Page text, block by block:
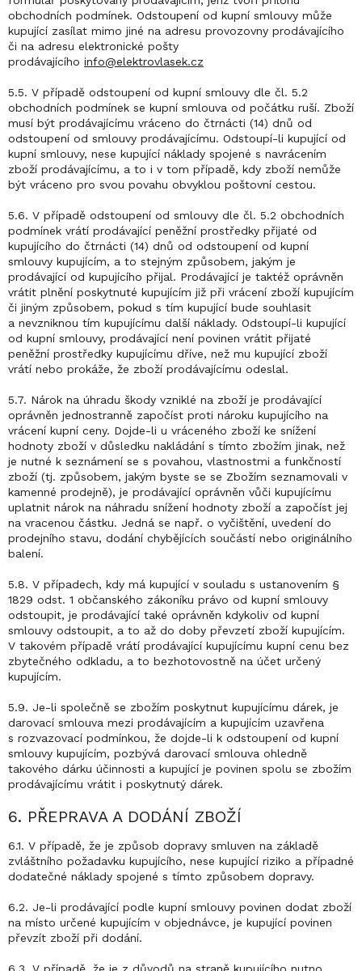
obchodních podmínek. Odstoupení od kupní smlouvy může
kupující zasílat mimo jiné na adresu provozovny prodávajícího
či na adresu elektronické pošty
prodávajícího info@elektrovlasek.cz
5.5. V případě odstoupení od kupní smlouvy dle čl. 5.2
obchodních podmínek se kupní smlouva od počátku ruší. Zboží
musí být prodávajícímu vráceno do čtrnácti (14) dnů od
odstoupení od smlouvy prodávajícímu. Odstoupí-li kupující od
kupní smlouvy, nese kupující náklady spojené s navrácením
zboží prodávajícímu, a to i v tom případě, kdy zboží nemůže
být vráceno pro svou povahu obvyklou poštovní cestou.
5.6. V případě odstoupení od smlouvy dle čl. 5.2 obchodních
podmínek vrátí prodávající peněžní prostředky přijaté od
kupujícího do čtrnácti (14) dnů od odstoupení od kupní
smlouvy kupujícím, a to stejným způsobem, jakým je
prodávající od kupujícího přijal. Prodávající je taktéž oprávněn
vrátit plnění poskytnuté kupujícím již při vrácení zboží kupujícím
či jiným způsobem, pokud s tím kupující bude souhlasit
a nevzniknou tím kupujícímu další náklady. Odstoupí-li kupující
od kupní smlouvy, prodávající není povinen vrátit přijaté
peněžní prostředky kupujícímu dříve, než mu kupující zboží
vrátí nebo prokáže, že zboží prodávajícímu odeslal.
5.7. Nárok na úhradu škody vzniklé na zboží je prodávající
oprávněn jednostranně započíst proti nároku kupujícího na
vrácení kupní ceny. Dojde-li u vráceného zboží ke snížení
hodnoty zboží v důsledku nakládání s tímto zbožím jinak, než
je nutné k seznámení se s povahou, vlastnostmi a funkčností
zboží (tj. způsobem, jakým byste se se Zbožím seznamovali v
kamenné prodejně), je prodávající oprávněn vůči kupujícímu
uplatnit nárok na náhradu snížení hodnoty zboží a započíst jej
na vracenou částku. Jedná se např. o vyčištění, uvedení do
prodejního stavu, dodání chybějících součástí nebo originálního
balení.
5.8. V případech, kdy má kupující v souladu s ustanovením §
1829 odst. 1 občanského zákoníku právo od kupní smlouvy
odstoupit, je prodávající také oprávněn kdykoliv od kupní
smlouvy odstoupit, a to až do doby převzetí zboží kupujícím.
V takovém případě vrátí prodávající kupujícímu kupní cenu bez
zbytečného odkladu, a to bezhotovostně na účet určený
kupujícím.
5.9. Je-li společně se zbožím poskytnut kupujícímu dárek, je
darovací smlouva mezi prodávajícím a kupujícím uzavřena
s rozvazovací podmínkou, že dojde-li k odstoupení od kupní
smlouvy kupujícím, pozbývá darovací smlouva ohledně
takového dárku účinnosti a kupující je povinen spolu se zbožím
prodávajícímu vrátit i poskytnutý dárek.
6. PŘEPRAVA A DODÁNÍ ZBOŽÍ
6.1. V případě, že je způsob dopravy smluven na základě
zvláštního požadavku kupujícího, nese kupující riziko a případné
dodatečné náklady spojené s tímto způsobem dopravy.
6.2. Je-li prodávající podle kupní smlouvy povinen dodat zboží
na místo určené kupujícím v objednávce, je kupující povinen
převzít zboží při dodání.